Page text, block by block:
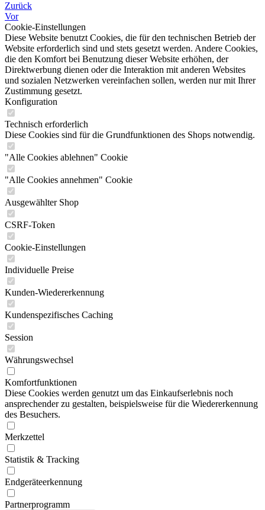
Zurück
Vor
Cookie-Einstellungen
Diese Website benutzt Cookies, die für den technischen Betrieb der
Website erforderlich sind und stets gesetzt werden. Andere Cookies,
die den Komfort bei Benutzung dieser Website erhöhen, der
Direktwerbung dienen oder die Interaktion mit anderen Websites
und sozialen Netzwerken vereinfachen sollen, werden nur mit Ihrer
Zustimmung gesetzt.
Konfiguration
Technisch erforderlich
Diese Cookies sind für die Grundfunktionen des Shops notwendig.
"Alle Cookies ablehnen" Cookie
"Alle Cookies annehmen" Cookie
Ausgewählter Shop
CSRF-Token
Cookie-Einstellungen
Individuelle Preise
Kunden-Wiedererkennung
Kundenspezifisches Caching
Session
Währungswechsel
Komfortfunktionen
Diese Cookies werden genutzt um das Einkaufserlebnis noch
ansprechender zu gestalten, beispielsweise für die Wiedererkennung
des Besuchers.
Merkzettel
Statistik & Tracking
Endgeräteerkennung
Partnerprogramm